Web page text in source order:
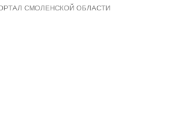
СМОЛЕНСКОЙ ОБЛАСТИ